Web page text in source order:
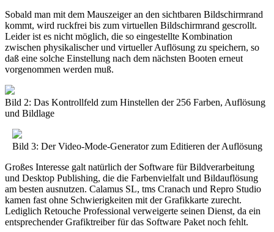
Sobald man mit dem Mauszeiger an den sichtbaren Bildschirmrand
kommt, wird ruckfrei bis zum virtuellen Bildschirmrand gescrollt.
Leider ist es nicht möglich, die so eingestellte Kombination
zwischen physikalischer und virtueller Auflösung zu speichern, so
daß eine solche Einstellung nach dem nächsten Booten erneut
vorgenommen werden muß.
Bild 2: Das Kontrollfeld zum Hinstellen der 256 Farben, Auflösung
und Bildlage
Bild 3: Der Video-Mode-Generator zum Editieren der Auflösung
Großes Interesse galt natürlich der Software für Bildverarbeitung
und Desktop Publishing, die die Farbenvielfalt und Bildauflösung
am besten ausnutzen. Calamus SL, tms Cranach und Repro Studio
kamen fast ohne Schwierigkeiten mit der Grafikkarte zurecht.
Lediglich Retouche Professional verweigerte seinen Dienst, da ein
entsprechender Grafiktreiber für das Software Paket noch fehlt.